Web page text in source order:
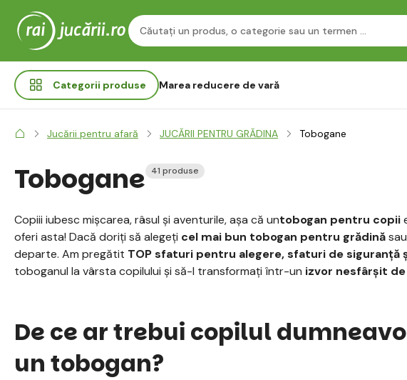
Categorii produse Marea reducere de vară
Jucării pentru afară JUCĂRII PENTRU GRĂDINA Tobogane
Tobogane 41 produse
Copiii iubesc mișcarea, râsul și aventurile, așa că untobogan pentru copii
oferi asta! Dacă doriți să alegeți cel mai bun tobogan pentru grădină
departe. Am pregătit TOP sfaturi pentru alegere, sfaturi de siguranță
toboganul la vârsta copilului și să-l transformați într-un izvor nesfârșit
De ce ar trebui copilul
un tobogan?